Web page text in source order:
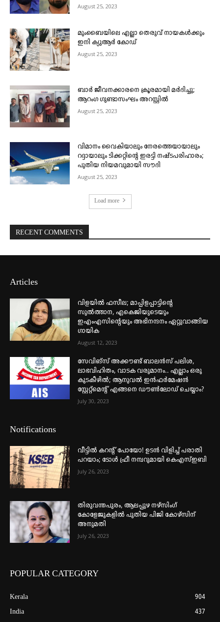
August 25, 2023
മുംബൈയിലെ എല്ലാ തെരുവ് നായകൾക്കും
ഇനി ക്യുആർ കോഡ്
August 25, 2023
ബാർ ജീവനക്കാരനെ ക്രൂരമായി മർദിച്ചു;
ആറംഗ ഗുണ്ടാസംഘം അറസ്റ്റിൽ
August 25, 2023
വിമാനം വൈകിയാലും നേരത്തെയായാലും
റദ്ദായാലും ടിക്കറ്റിന്റെ ഇരട്ടി നഷ്ടപരിഹാരം;
പുതിയ നിയമവുമായി സൗദി
August 25, 2023
Load more
RECENT COMMENTS
Articles
വിളയിൽ ഫസീല; മാപ്പിളപ്പാട്ടിന്റെ
സുൽത്താന, എകെജിയുടെയും
ഇഎംഎസിന്റെയും അഭിനന്ദനം ഏറ്റുവാങ്ങിയ
ഗായിക
August 12, 2023
സേവിങ്സ് അക്കൗണ്ട് ബാലൻസ് പലിശ,
ലാഭവിഹിതം, വാടക വരുമാനം.. എല്ലാം ഒരു
കുടകീഴിൽ; ആനുവൽ ഇൻഫർമേഷൻ
സ്റ്റേറ്റ്മെന്റ് എങ്ങനെ ഡൗൺലോഡ് ചെയ്യാം?
July 30, 2023
Notifications
വീട്ടില്‍ കറന്റ് പോയോ! ഉടന്‍ വിളിച്ച് പരാതി
പറയാം; ടോള്‍ ഫ്രീ നമ്പറുമായി കെഎസ്ഇബി
July 26, 2023
തിരുവന്തപുരം, ആലപ്പുഴ നഴ്‌സിംഗ്
കോളേജുകളില്‍ പുതിയ പിജി കോഴ്‌സിന്
അനുമതി
July 26, 2023
POPULAR CATEGORY
Kerala
904
India
437